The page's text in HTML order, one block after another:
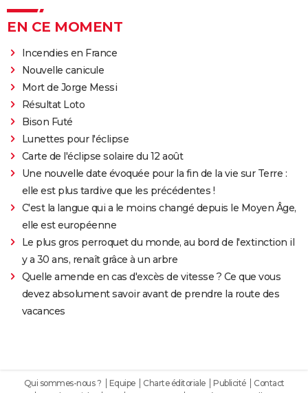
EN CE MOMENT
Incendies en France
Nouvelle canicule
Mort de Jorge Messi
Résultat Loto
Bison Futé
Lunettes pour l'éclipse
Carte de l'éclipse solaire du 12 août
Une nouvelle date évoquée pour la fin de la vie sur Terre :
elle est plus tardive que les précédentes !
C'est la langue qui a le moins changé depuis le Moyen Âge,
elle est européenne
Le plus gros perroquet du monde, au bord de l'extinction il
y a 30 ans, renaît grâce à un arbre
Quelle amende en cas d'excès de vitesse ? Ce que vous
devez absolument savoir avant de prendre la route des
vacances
Qui sommes-nous ? Equipe Charte éditoriale Publicité
Contact